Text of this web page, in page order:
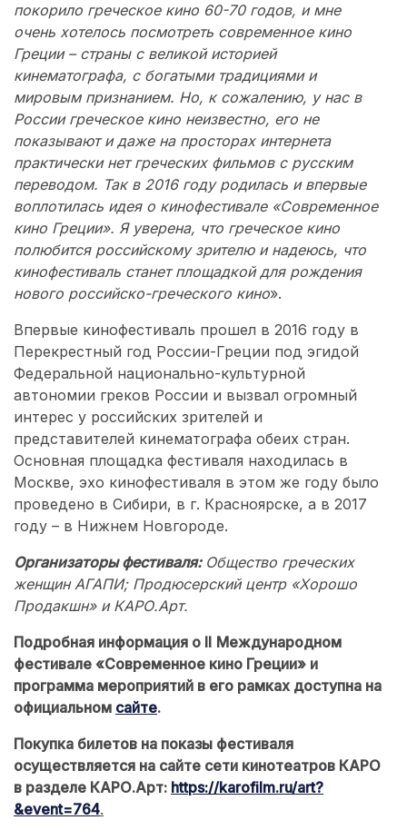
покорило греческое кино 60-70 годов, и мне
очень хотелось посмотреть современное кино
Греции – страны с великой историей
кинематографа, с богатыми традициями и
мировым признанием. Но, к сожалению, у нас в
России греческое кино неизвестно, его не
показывают и даже на просторах интернета
практически нет греческих фильмов с русским
переводом. Так в 2016 году родилась и впервые
воплотилась идея о кинофестивале «Современное
кино Греции». Я уверена, что греческое кино
полюбится российскому зрителю и надеюсь, что
кинофестиваль станет площадкой для рождения
нового российско-греческого кино».
Впервые кинофестиваль прошел в 2016 году в
Перекрестный год России-Греции под эгидой
Федеральной национально-культурной
автономии греков России и вызвал огромный
интерес у российских зрителей и
представителей кинематографа обеих стран.
Основная площадка фестиваля находилась в
Москве, эхо кинофестиваля в этом же году было
проведено в Сибири, в г. Красноярске, а в 2017
году – в Нижнем Новгороде.
Организаторы фестиваля: Общество греческих
женщин АГАПИ; Продюсерский центр «Хорошо
Продакшн» и КАРО.Арт.
Подробная информация о II Международном
фестивале «Современное кино Греции» и
программа мероприятий в его рамках доступна на
официальном сайте.
Покупка билетов на показы фестиваля
осуществляется на сайте сети кинотеатров КАРО
в разделе КАРО.Арт: https://karofilm.ru/art?
&event=764.